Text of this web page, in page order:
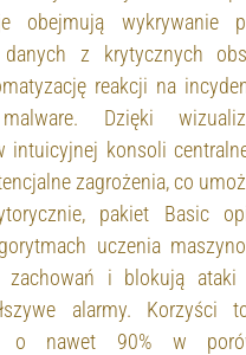
obejmują wykrywanie
danych z krytycznych
reakcji na
Dzięki
intuicyjnej konsoli
zagrożenia, co
pakiet Basic
uczenia
zachowań i blokują
alarmy. Korzyści
o nawet 90% w